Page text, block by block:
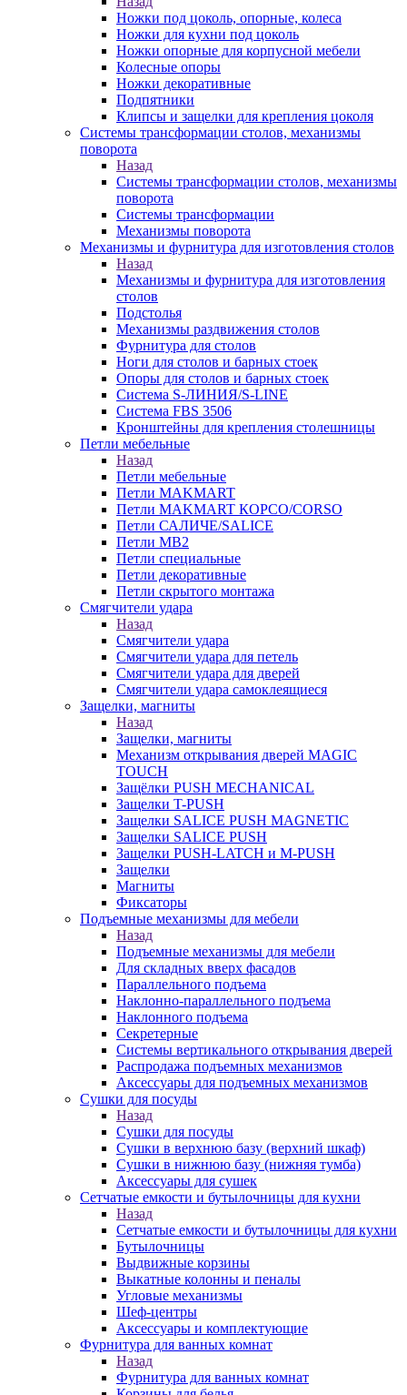
Ножки под цоколь, опорные, колеса
Ножки для кухни под цоколь
Ножки опорные для корпусной мебели
Колесные опоры
Ножки декоративные
Подпятники
Клипсы и защелки для крепления цоколя
Системы трансформации столов, механизмы
поворота
Назад
Системы трансформации столов, механизмы
поворота
Системы трансформации
Механизмы поворота
Механизмы и фурнитура для изготовления столов
Назад
Механизмы и фурнитура для изготовления
столов
Подстолья
Механизмы раздвижения столов
Фурнитура для столов
Ноги для столов и барных стоек
Опоры для столов и барных стоек
Система S-ЛИНИЯ/S-LINE
Система FBS 3506
Кронштейны для крепления столешницы
Петли мебельные
Назад
Петли мебельные
Петли MAKMART
Петли MAKMART КОРСО/CORSO
Петли САЛИЧЕ/SALICE
Петли MB2
Петли специальные
Петли декоративные
Петли скрытого монтажа
Смягчители удара
Назад
Смягчители удара
Смягчители удара для петель
Смягчители удара для дверей
Cмягчители удара самоклеящиеся
Защелки, магниты
Назад
Защелки, магниты
Механизм открывания дверей MAGIC
TOUCH
Защёлки PUSH MECHANICAL
Защелки T-PUSH
Защелки SALICE PUSH MAGNETIC
Защелки SALICE PUSH
Защелки PUSH-LATCH и M-PUSH
Защелки
Магниты
Фиксаторы
Подъемные механизмы для мебели
Назад
Подъемные механизмы для мебели
Для складных вверх фасадов
Параллельного подъема
Наклонно-параллельного подъема
Наклонного подъема
Секретерные
Системы вертикального открывания дверей
Распродажа подъемных механизмов
Аксессуары для подъемных механизмов
Сушки для посуды
Назад
Сушки для посуды
Сушки в верхнюю базу (верхний шкаф)
Сушки в нижнюю базу (нижняя тумба)
Аксессуары для сушек
Сетчатые емкости и бутылочницы для кухни
Назад
Сетчатые емкости и бутылочницы для кухни
Бутылочницы
Выдвижные корзины
Выкатные колонны и пеналы
Угловые механизмы
Шеф-центры
Аксессуары и комплектующие
Фурнитура для ванных комнат
Назад
Фурнитура для ванных комнат